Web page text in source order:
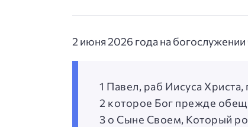
2 июня 2026 года на
1 Павел, раб Иисуса
2 которое Бог прежде
3 о Сыне Своем, Который